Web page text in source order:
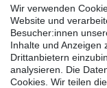
Linkedin
Facebook
Instagram
DOWNLOADS
Wir verwenden
Website und
Besucher:innen
Inhalte und Anzeigen
Drittanbietern
analysieren. Die
Cookies. Wir teilen